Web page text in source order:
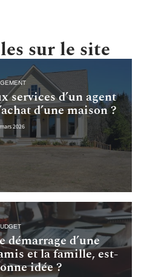
sur le site
services d’un agent
d’une maison ?
2026
démarrage d’une
et la famille, est-
idée ?